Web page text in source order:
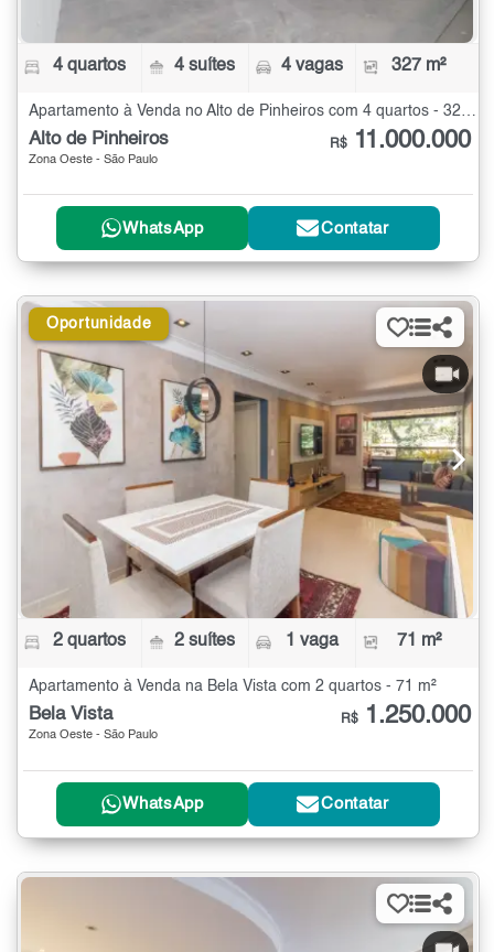
4 quartos 4 suítes 4 vagas 327 m²
Apartamento à Venda no Alto de Pinheiros com 4 quartos - 327 m²
Alto de Pinheiros
Zona Oeste - São Paulo
R$ 11.000.000
WhatsApp Contatar
Oportunidade
2 quartos 2 suítes 1 vaga 71 m²
Apartamento à Venda na Bela Vista com 2 quartos - 71 m²
Bela Vista
Zona Oeste - São Paulo
R$ 1.250.000
WhatsApp Contatar